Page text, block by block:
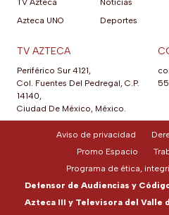
TV Azteca
Azteca UNO
Noticias
Deportes
TV AZTECA
Periférico Sur 4121,
Col. Fuentes Del Pedregal, C.P.
14140,
Ciudad De México, México.
55
Aviso de privacidad
Promo Espacio
Programa de ética,
Defensor de Audiencias y
Azteca III y Televisora del Valle